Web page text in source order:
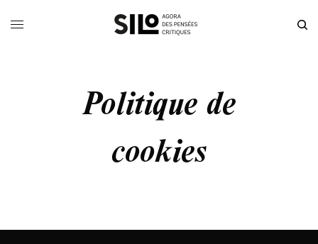
Politique de
cookies